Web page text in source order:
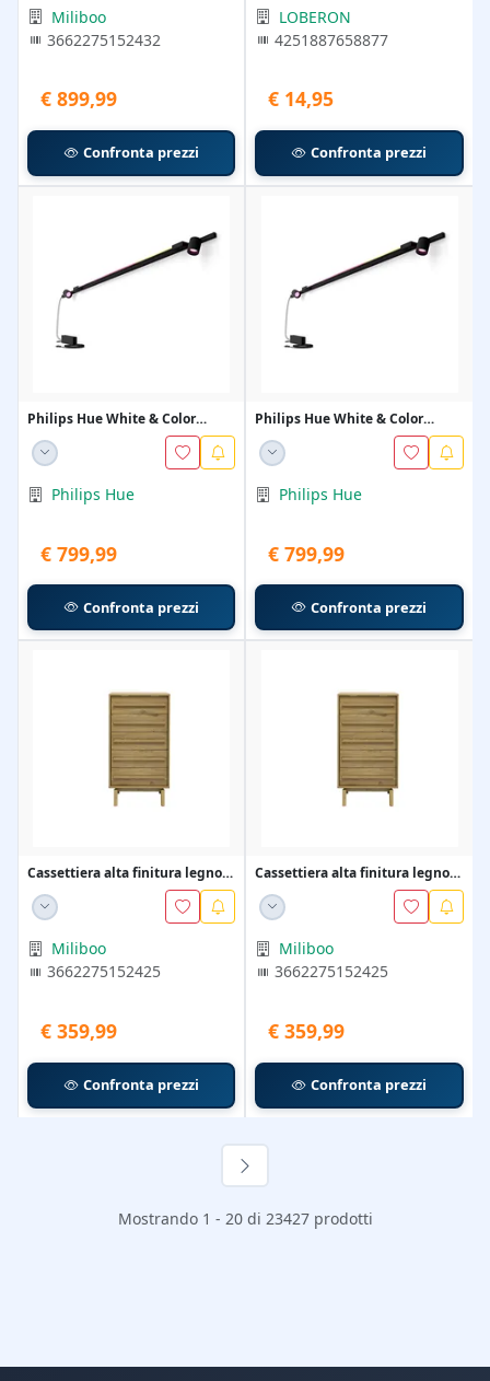
Miliboo
3662275152432
€ 899,99
Confronta prezzi
LOBERON
4251887658877
€ 14,95
Confronta prezzi
Philips Hue White & Color
Ambiance Perifo Kit...
Philips Hue
€ 799,99
Confronta prezzi
Philips Hue White & Color
Ambiance Perifo Kit...
Philips Hue
€ 799,99
Confronta prezzi
Cassettiera alta finitura legno
Miliboo
3662275152425
€ 359,99
Confronta prezzi
Cassettiera alta finitura legno
Miliboo
3662275152425
€ 359,99
Confronta prezzi
Mostrando 1 - 20 di 23427 prodotti